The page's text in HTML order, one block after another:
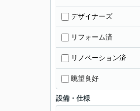
デザイナーズ
リフォーム済
リノベーション済
眺望良好
設備・仕様